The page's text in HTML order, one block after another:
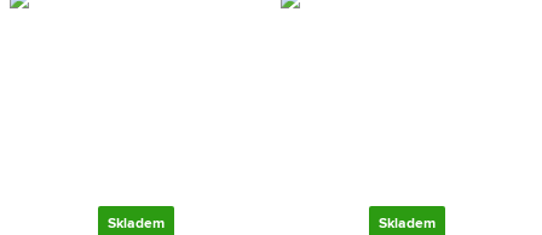
Skladem Skladem